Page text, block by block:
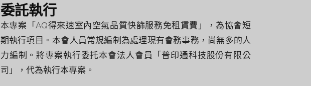
委託執行
本專案「AQ得來速室內空氣品質快篩服務免租賃費」，為協會短
期執行項目。本會人員常規編制為處理現有會務事務，尚無多的人
力編制。將專案執行委托本會法人會員「普印通科技股份有限公
司」，代為執行本專案。